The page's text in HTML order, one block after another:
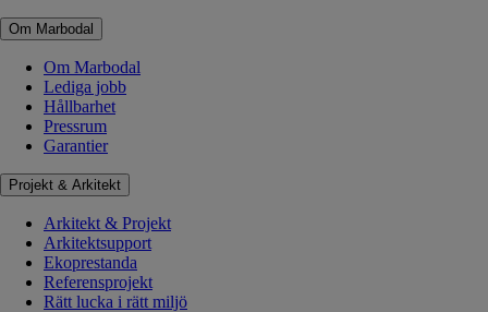
Om Marbodal
Om Marbodal
Lediga jobb
Hållbarhet
Pressrum
Garantier
Projekt & Arkitekt
Arkitekt & Projekt
Arkitektsupport
Ekoprestanda
Referensprojekt
Rätt lucka i rätt miljö